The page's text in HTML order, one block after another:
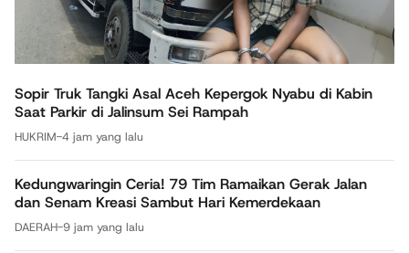
Sopir Truk Tangki Asal Aceh Kepergok Nyabu di Kabin
Saat Parkir di Jalinsum Sei Rampah
HUKRIM-4 jam yang lalu
Kedungwaringin Ceria! 79 Tim Ramaikan Gerak Jalan
dan Senam Kreasi Sambut Hari Kemerdekaan
DAERAH-9 jam yang lalu